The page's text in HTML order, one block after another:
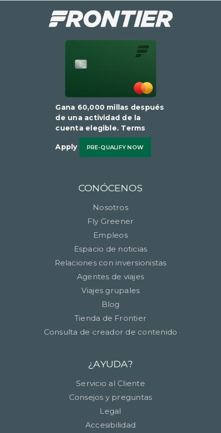
Gana 60,000 millas después
de una actividad de la
cuenta elegible​​​​​​​. Terms
Apply PRE-QUALIFY NOW
CONÓCENOS
Nosotros
Fly Greener
Empleos
Espacio de noticias
Relaciones con inversionistas
Agentes de viajes
Viajes grupales
Blog
Tienda de Frontier
Consulta de creador de contenido
¿AYUDA?
Servicio al Cliente
Consejos y preguntas
Legal
Accesibilidad